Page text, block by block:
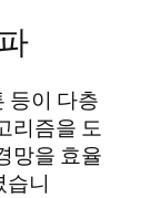
등이 다층
리즘을 도
망을 효율
습니